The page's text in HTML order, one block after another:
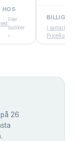
HOS
Fler
butiker
›
i samarbete
PriceRunner
26